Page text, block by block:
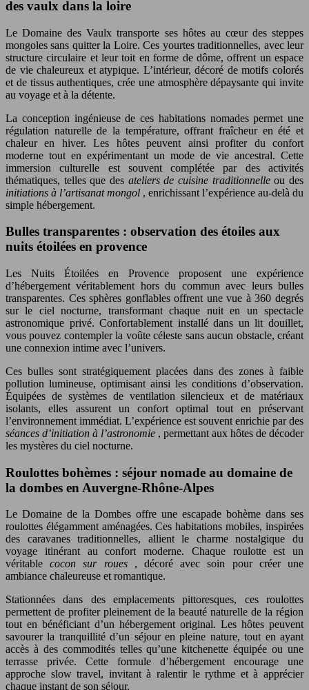
des vaulx dans la loire
Le Domaine des Vaulx transporte ses hôtes au cœur des steppes
mongoles sans quitter la Loire. Ces yourtes traditionnelles, avec leur
structure circulaire et leur toit en forme de dôme, offrent un espace
de vie chaleureux et atypique. L’intérieur, décoré de motifs colorés
et de tissus authentiques, crée une atmosphère dépaysante qui invite
au voyage et à la détente.
La conception ingénieuse de ces habitations nomades permet une
régulation naturelle de la température, offrant fraîcheur en été et
chaleur en hiver. Les hôtes peuvent ainsi profiter du confort
moderne tout en expérimentant un mode de vie ancestral. Cette
immersion culturelle est souvent complétée par des activités
thématiques, telles que des ateliers de cuisine traditionnelleou des
initiations à l’artisanat mongol , enrichissant l’expérience au-delà du
simple hébergement.
Bulles transparentes : observation des étoiles aux
nuits étoilées en provence
Les Nuits Étoilées en Provence proposent une expérience
d’hébergement véritablement hors du commun avec leurs bulles
transparentes. Ces sphères gonflables offrent une vue à 360 degrés
sur le ciel nocturne, transformant chaque nuit en un spectacle
astronomique privé. Confortablement installé dans un lit douillet,
vous pouvez contempler la voûte céleste sans aucun obstacle, créant
une connexion intime avec l’univers.
Ces bulles sont stratégiquement placées dans des zones à faible
pollution lumineuse, optimisant ainsi les conditions d’observation.
Équipées de systèmes de ventilation silencieux et de matériaux
isolants, elles assurent un confort optimal tout en préservant
l’environnement immédiat. L’expérience est souvent enrichie par des
séances d’initiation à l’astronomie , permettant aux hôtes de décoder
les mystères du ciel nocturne.
Roulottes bohèmes : séjour nomade au domaine de
la dombes en Auvergne-Rhône-Alpes
Le Domaine de la Dombes offre une escapade bohème dans ses
roulottes élégamment aménagées. Ces habitations mobiles, inspirées
des caravanes traditionnelles, allient le charme nostalgique du
voyage itinérant au confort moderne. Chaque roulotte est un
véritablecocon sur roues , décoré avec soin pour créer une
ambiance chaleureuse et romantique.
Stationnées dans des emplacements pittoresques, ces roulottes
permettent de profiter pleinement de la beauté naturelle de la région
tout en bénéficiant d’un hébergement original. Les hôtes peuvent
savourer la tranquillité d’un séjour en pleine nature, tout en ayant
accès à des commodités telles qu’une kitchenette équipée ou une
terrasse privée. Cette formule d’hébergement encourage une
approche slow travel, invitant à ralentir le rythme et à apprécier
chaque instant de son séjour.